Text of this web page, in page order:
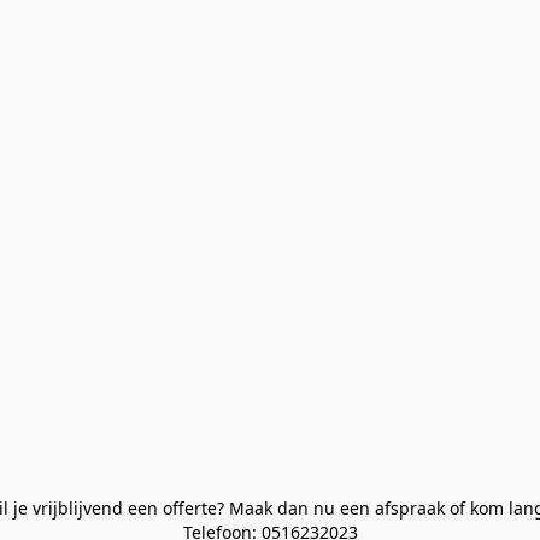
je vrijblijvend een offerte? Maak dan nu een afspraak of kom
Telefoon: 0516232023